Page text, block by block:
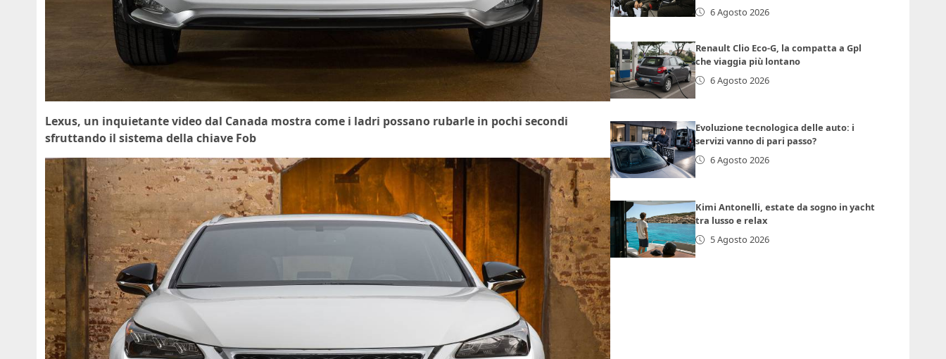
Lexus, un inquietante video dal Canada mostra come i ladri possano rubarle in pochi secondi
sfruttando il sistema della chiave Fob
6 Agosto 2026
Renault Clio Eco-G, la compatta a Gpl
che viaggia più lontano
6 Agosto 2026
Evoluzione tecnologica delle auto: i
servizi vanno di pari passo?
6 Agosto 2026
Kimi Antonelli, estate da sogno in yacht
tra lusso e relax
5 Agosto 2026